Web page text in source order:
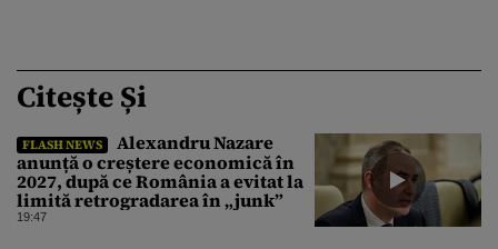
Citește Și
FLASH NEWS
Alexandru Nazare
anunță o creștere economică în
2027, după ce România a evitat la
limită retrogradarea în „junk”
19:47